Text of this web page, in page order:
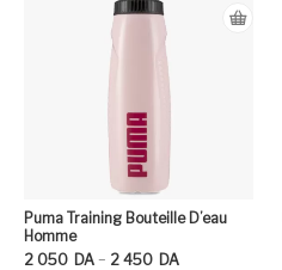
Puma Training Bouteille D’eau
Homme
2 050 DA – 2 450 DA
Plage de prix : 2 050DA à 2 450DA